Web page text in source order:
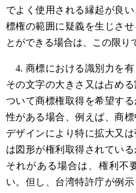
でよく使用される縁起が良
標権の範囲に疑義を生じさ
とができる場合は、この限り
4. 商標における識別力を
その文字の大きさ又は占め
ついて商標権取得を希望す
性がある場合、例えば、商
デザインにより特に拡大又
は図形が権利取得されてい
それがある場合は、権利不
い。但し、台湾特許庁が例